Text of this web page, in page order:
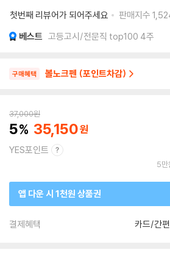
첫번째 리뷰어가 되어주세요
판매지수
베스트 고등고시/전문직 top100 4주
구매혜택 볼노크펜 (포인트차감)
37,000원
5 35,150
YES포인트
5만
앱 다운 시 1천원 상품권
결제혜택 카드/간